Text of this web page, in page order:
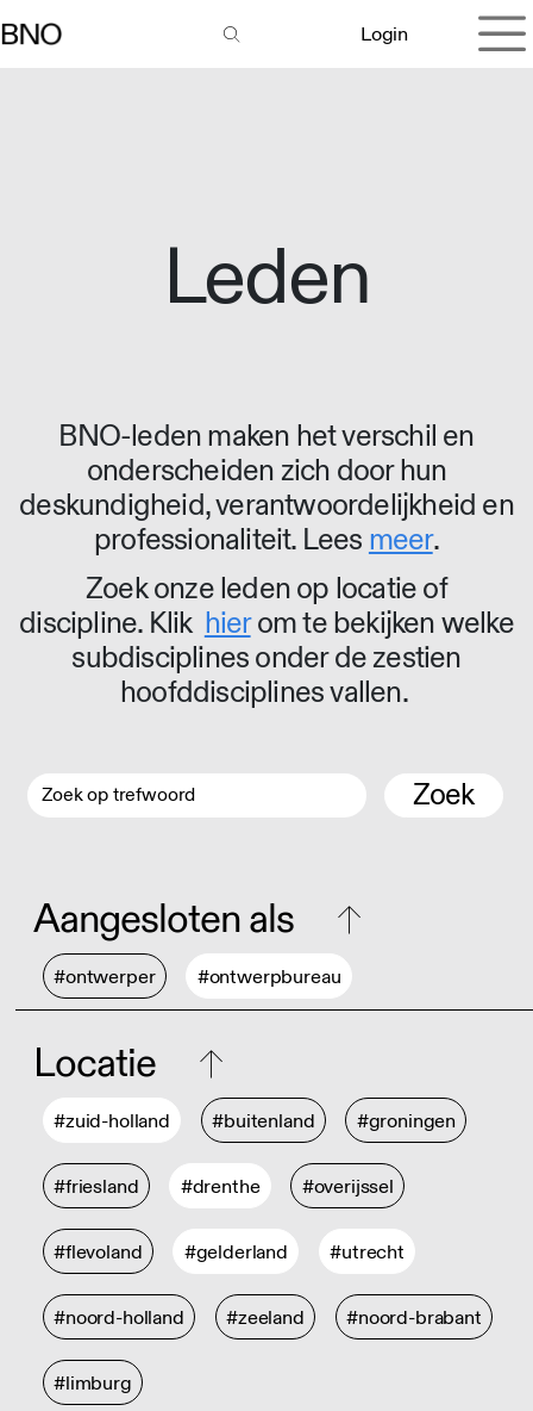
Login
Leden
BNO-leden maken het verschil en
onderscheiden zich door hun
deskundigheid, verantwoordelijkheid en
professionaliteit. Lees meer.
Zoek onze leden op locatie of
discipline. Klik hierom te bekijken welke
subdisciplines onder de zestien
hoofddisciplines vallen.
Zoek
Aangesloten als
#ontwerper #ontwerpbureau
Locatie
#zuid-holland #buitenland #groningen
#friesland #drenthe #overijssel
#flevoland #gelderland #utrecht
#noord-holland #zeeland #noord-brabant
#limburg